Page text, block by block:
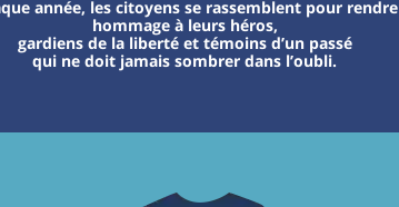
année, les citoyens se rassemblent pour rendre
hommage à leurs héros,
gardiens de la liberté et témoins d’un passé
qui ne doit jamais sombrer dans l’oubli.